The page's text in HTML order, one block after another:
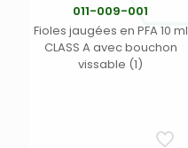
011-009-001
Fioles jaugées en PFA 10 ml
CLASS A avec bouchon
vissable (1)